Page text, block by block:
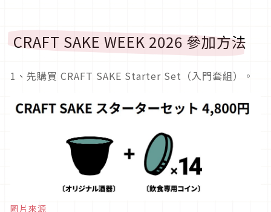
CRAFT SAKE WEEK 2026 參加方法
1、先購買 CRAFT SAKE Starter Set（入門套組）。
圖片來源